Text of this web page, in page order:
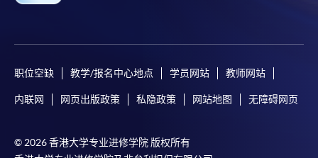
职位空缺 教学/报名中心地点 学员网站 教师网站
内联网 网页出版政策 私隐政策 网站地图 无障碍网页
© 2026 香港大学专业进修学院 版权所有